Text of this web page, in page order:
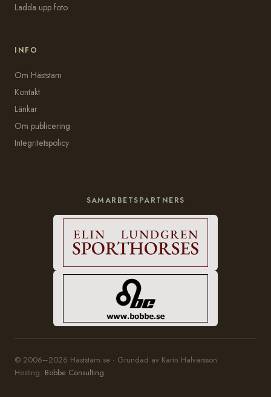
Ladda upp foto
INFO
Om Häststam
Kontakt
Länkar
Om publicering
Integritetspolicy
SAMARBETSPARTNERS
© 2006–2026 Häststam.se · Grundad av Karin Halvarsson
Hosting: Bobbe Consulting